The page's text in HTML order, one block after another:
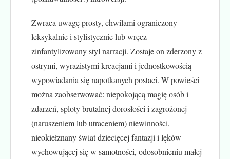
Zwraca uwagę prosty, chwilami ograniczony
leksykalnie i stylistycznie lub wręcz
zinfantylizowany styl narracji. Zostaje on zderzony z
ostrymi, wyrazistymi kreacjami i jednostkowością
wypowiadania się napotkanych postaci. W powieści
można zaobserwować: niepokojącą magię osób i
zdarzeń, sploty brutalnej dorosłości i zagrożonej
(naruszeniem lub utraceniem) niewinności,
nieokiełznany świat dziecięcej fantazji i lęków
wychowującej się w samotności, odosobnieniu małej